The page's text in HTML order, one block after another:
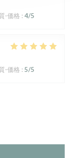
-価格 : 4/5
-価格 : 5/5